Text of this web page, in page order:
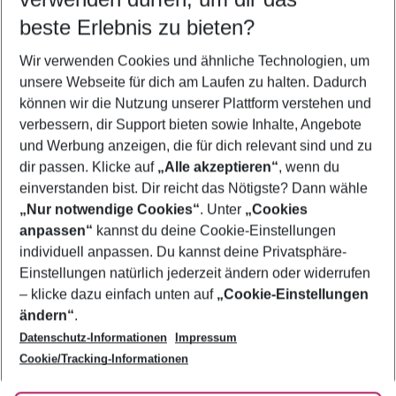
5-8 Nächte
2 Erwachsene Keine Kinder
Mehr Filter anzeigen
Footer
Footer navigation
Über uns
AGB
Bestpreisgarantie
Cookie-Einstellungen ändern
Cookie-Richtlinie
Agenturbetreuung
Barrierefreies Reisen
Folge uns
beste Erlebnis zu bieten?
Wir verwenden Cookies und ähnliche Technologien, um
unsere Webseite für dich am Laufen zu halten. Dadurch
können wir die Nutzung unserer Plattform verstehen und
verbessern, dir Support bieten sowie Inhalte, Angebote
und Werbung anzeigen, die für dich relevant sind und zu
dir passen. Klicke auf „Alle akzeptieren“, wenn du
einverstanden bist. Dir reicht das Nötigste? Dann wähle
„Nur notwendige Cookies“. Unter „Cookies
anpassen“ kannst du deine Cookie-Einstellungen
individuell anpassen. Du kannst deine Privatsphäre-
Einstellungen natürlich jederzeit ändern oder widerrufen
– klicke dazu einfach unten auf „Cookie-Einstellungen
ändern“.
Datenschutz-Informationen
Impressum
Cookie/Tracking-Informationen